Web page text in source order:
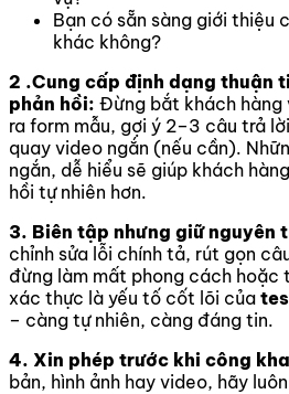
Bạn có sẵn sàng giới thiệu
khác không?
2 .Cung cấp định dạng thuận
phản hồi: Đừng bắt khách hàng
ra form mẫu, gợi ý 2–3 câu trả
quay video ngắn (nếu cần).
ngắn, dễ hiểu sẽ giúp khách
hồi tự nhiên hơn.
3. Biên tập nhưng giữ nguyên
chỉnh sửa lỗi chính tả, rút gọn
đừng làm mất phong cách hoặc
xác thực là yếu tố cốt lõi của
– càng tự nhiên, càng đáng tin.
4. Xin phép trước khi công
bản, hình ảnh hay video, hãy